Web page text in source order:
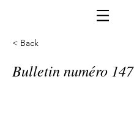
< Back
Bulletin numéro 147